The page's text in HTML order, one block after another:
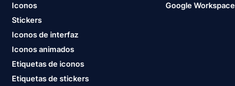
Iconos
Stickers
Iconos de interfaz
Iconos animados
Etiquetas de iconos
Etiquetas de stickers
Google Workspace